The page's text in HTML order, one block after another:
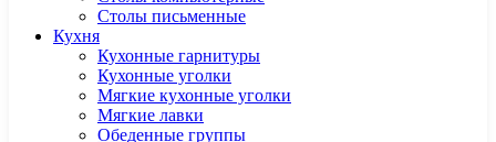
Столы письменные
Кухня
Кухонные гарнитуры
Кухонные уголки
Мягкие кухонные уголки
Мягкие лавки
Обеденные группы